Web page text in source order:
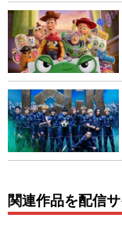
関連作品を配信